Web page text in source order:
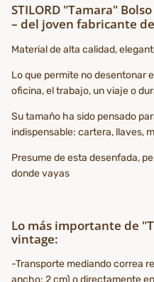
STILORD "Tamara"
– del joven fabricante
Material de alta calidad,
Lo que permite no desentonar
oficina, el trabajo, un viaje o
Su tamaño ha sido pensado
indispensable: cartera, llaves,
Presume de esta desenfada,
donde vayas
Lo más importante de
vintage:
-Transporte mediando correa